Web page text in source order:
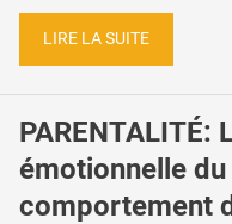
LIRE LA SUITE
PARENTALITÉ:
émotionnelle
comportement